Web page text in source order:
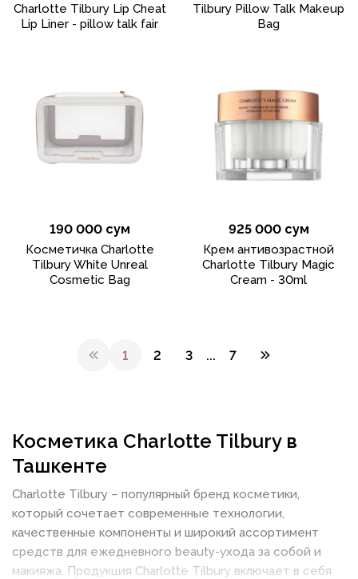
Charlotte Tilbury Lip Cheat
Lip Liner - pillow talk fair
Tilbury Pillow Talk Makeup
Bag
190 000 сум
Косметичка Charlotte
Tilbury White Unreal
Cosmetic Bag
925 000 сум
Крем антивозрастной
Charlotte Tilbury Magic
Cream - 30ml
1 2 3 ... 7
Косметика Charlotte Tilbury в
Ташкенте
Charlotte Tilbury – популярный бренд косметики,
который сочетает современные технологии,
качественные компоненты и широкий ассортимент
средств для ежедневного beauty-ухода за собой и
макияжа. Продукция Charlotte Tilbury включает в себя